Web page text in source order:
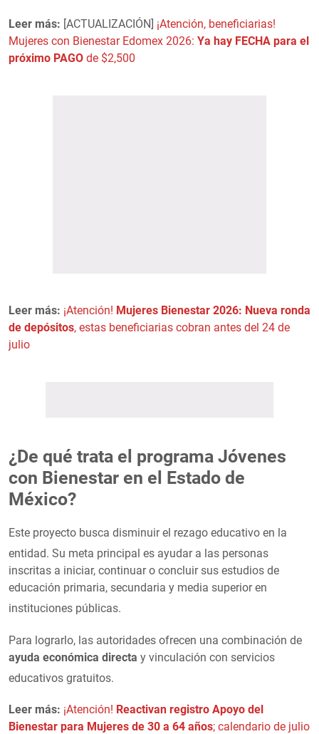
Leer más: [ACTUALIZACIÓN] ¡Atención, beneficiarias!
Mujeres con Bienestar Edomex 2026: Ya hay FECHA para el
próximo PAGO de $2,500
Leer más: ¡Atención! Mujeres Bienestar 2026: Nueva ronda
de depósitos, estas beneficiarias cobran antes del 24 de
julio
¿De qué trata el programa Jóvenes
con Bienestar en el Estado de
México?
Este proyecto busca disminuir el rezago educativo en la
entidad. Su meta principal es ayudar a las personas
inscritas a iniciar, continuar o concluir sus estudios de
educación primaria, secundaria y media superior en
instituciones públicas.
Para lograrlo, las autoridades ofrecen una combinación de
ayuda económica directa y vinculación con servicios
educativos gratuitos.
Leer más: ¡Atención! Reactivan registro Apoyo del
Bienestar para Mujeres de 30 a 64 años; calendario de julio